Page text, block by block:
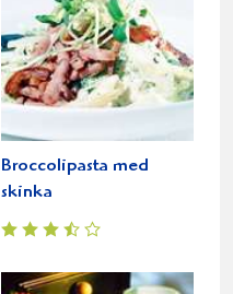
Broccolipasta med
skinka